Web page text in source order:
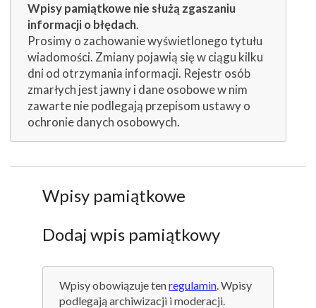
Wpisy pamiątkowe nie służą zgaszaniu
informacji o błędach.
Prosimy o zachowanie wyświetlonego tytułu
wiadomości. Zmiany pojawią się w ciągu kilku
dni od otrzymania informacji. Rejestr osób
zmarłych jest jawny i dane osobowe w nim
zawarte nie podlegają przepisom ustawy o
ochronie danych osobowych.
Wpisy pamiątkowe
Dodaj wpis pamiątkowy
Wpisy obowiązuje tenregulamin. Wpisy
podlegają archiwizacji i moderacji.